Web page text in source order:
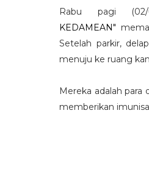
Rabu pagi (02/
KEDAMEAN"
Setelah parkir,
menuju ke ruang
Mereka adalah
memberikan